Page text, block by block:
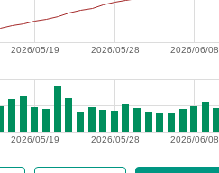
2026/06/08
2026/05/28
2026/05/19
2026/06/08
2026/05/28
2026/05/19